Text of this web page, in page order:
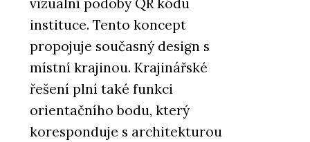
ČLÁNKY
Na největším světovém
veletrhu udržitelného vytápění
Progetto Fuoco byli i čeští
kamnáři
vizuální podoby QR kódu
instituce. Tento koncept
propojuje současný design s
místní krajinou. Krajinářské
řešení plní také funkci
orientačního bodu, který
koresponduje s architekturou